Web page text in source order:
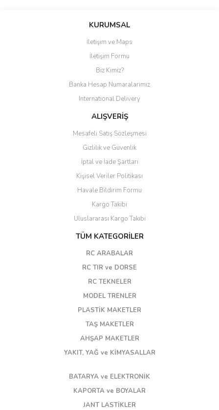
Bu ürüne ilk yorumu siz yapın!
Yorum Yaz
KURUMSAL
İletişim ve Maps
İletişim Formu
Biz Kimiz?
Banka Hesap Numaralarımız
International Delivery
ALIŞVERİŞ
Mesafeli Satış Sözleşmesi
Gizlilik ve Güvenlik
İptal ve İade Şartları
Kişisel Veriler Politikası
Havale Bildirim Formu
Kargo Takibi
Uluslararası Kargo Takibi
TÜM KATEGORİLER
RC ARABALAR
RC TIR ve DORSE
RC TEKNELER
MODEL TRENLER
PLASTİK MAKETLER
TAŞ MAKETLER
AHŞAP MAKETLER
YAKIT, YAĞ ve KİMYASALLAR
BATARYA ve ELEKTRONİK
KAPORTA ve BOYALAR
JANT LASTİKLER